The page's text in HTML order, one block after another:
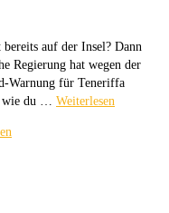
auf der Insel? Dann
Regierung hat wegen der
Warnung für Teneriffa
wie du … Weiterlesen